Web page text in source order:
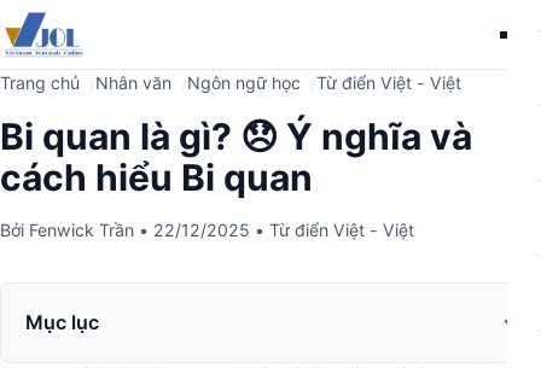
Trang chủ Nhân văn Ngôn ngữ học Từ điển Việt - Việt
Bi quan là gì? 😞 Ý nghĩa và
cách hiểu Bi quan
Bởi Fenwick Trần • 22/12/2025 • Từ điển Việt - Việt
Mục lục